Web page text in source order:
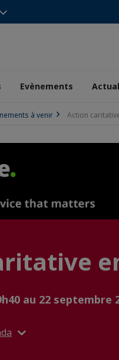
Evènements
à venir Action
au 22 septembre